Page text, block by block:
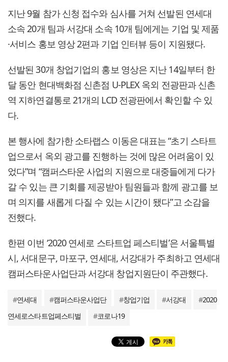
지난 9월 참가 신청 접수와 심사를 거쳐 선발된 연세대
소속 20개 팀과 서강대 소속 10개 팀에게는 기업 및 제품
·서비스 홍보 영상 2편과 기업 인터뷰 등이 지원됐다.
선발된 30개 창업기업의 홍보 영상은 지난 14일부터 한
달 동안 현대백화점 신촌점 U-PLEX 옥외 전광판과 신촌
역 지하연결통로 21개의 LCD 전광판에서 확인할 수 있
다.
본 행사에 참가한 소타랩스 이동은 대표는 “초기 스타트
업으로서 옥외 광고를 진행하는 것에 많은 어려움이 있
었다”며 “캠퍼스타운 사업의 지원으로 대중들에게 다가
갈 수 있는 큰 기회를 제공받아 팀원들과 함께 광고를 보
며 의지를 새롭게 다질 수 있는 시간이 됐다”고 소감을
전했다.
한편 이번 ‘2020 연세로 스타트업 페스티벌’은 서울특별
시, 서대문구, 마포구, 연세대, 서강대가 주최하고 연세대
캠퍼스타운사업단과 서강대 창업지원단이 주관했다.
#연세대 #캠퍼스타운사업단 #창업기업 #서강대 #2020
연세로스타트업페스티벌
#코로나19